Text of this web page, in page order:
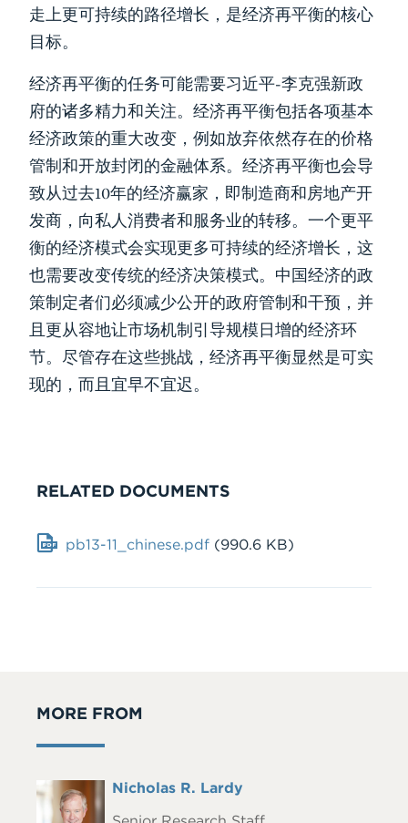
走上更可持续的路径增长，是经济再平衡的核心
目标。
经济再平衡的任务可能需要习近平-李克强新政
府的诸多精力和关注。经济再平衡包括各项基本
经济政策的重大改变，例如放弃依然存在的价格
管制和开放封闭的金融体系。经济再平衡也会导
致从过去10年的经济赢家，即制造商和房地产开
发商，向私人消费者和服务业的转移。一个更平
衡的经济模式会实现更多可持续的经济增长，这
也需要改变传统的经济决策模式。中国经济的政
策制定者们必须减少公开的政府管制和干预，并
且更从容地让市场机制引导规模日增的经济环
节。尽管存在这些挑战，经济再平衡显然是可实
现的，而且宜早不宜迟。
RELATED DOCUMENTS
Document
pb13-11_chinese.pdf (990.6 KB)
MORE FROM
Headshot
Full
Nicholas R. Lardy